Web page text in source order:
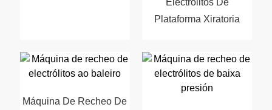
Electrólitos De
Plataforma Xiratoria
Máquina De Recheo De